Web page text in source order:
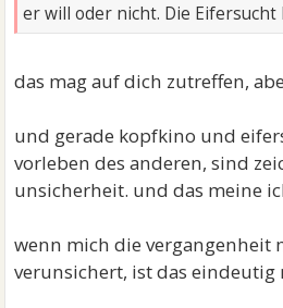
er will oder nicht. Die Eifersucht
das mag auf dich zutreffen,
und gerade kopfkino und
vorleben des anderen, sind
unsicherheit. und das meine
wenn mich die vergangenheit
verunsichert, ist das